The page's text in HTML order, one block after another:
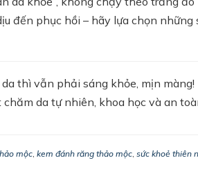
đến phục hồi – hãy lựa chọn
thì vẫn phải sáng khỏe, mịn màng!
da tự nhiên, khoa học và an
mộc, kem đánh răng thảo mộc, sức khoẻ thiên